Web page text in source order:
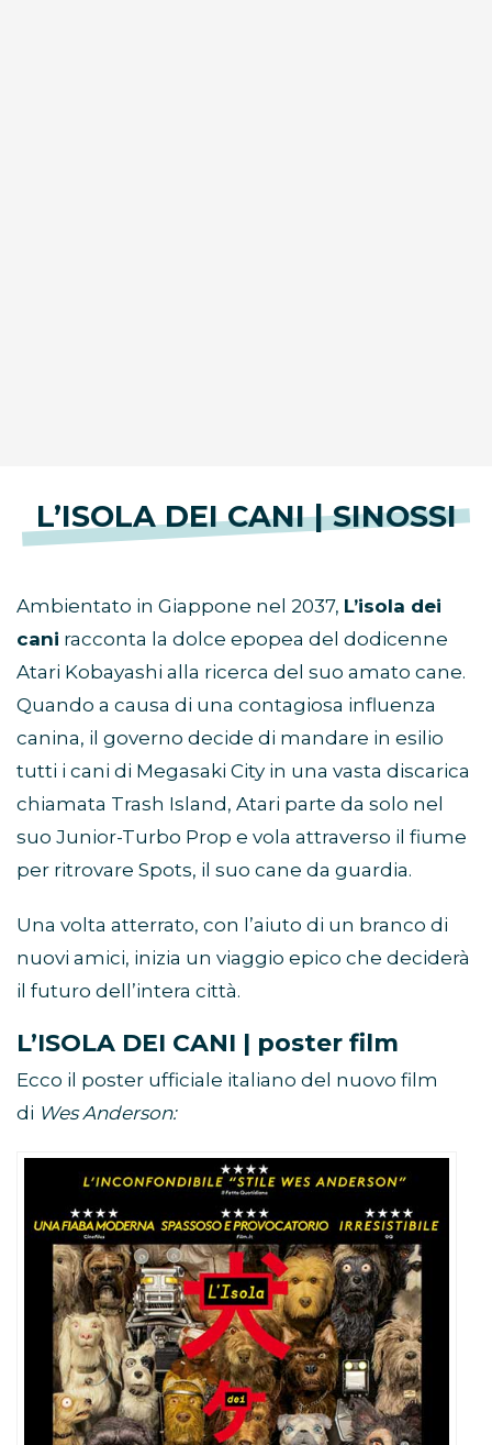
L’ISOLA DEI CANI | SINOSSI
Ambientato in Giappone nel 2037, L’isola dei
cani racconta la dolce epopea del dodicenne
Atari Kobayashi alla ricerca del suo amato cane.
Quando a causa di una contagiosa influenza
canina, il governo decide di mandare in esilio
tutti i cani di Megasaki City in una vasta discarica
chiamata Trash Island, Atari parte da solo nel
suo Junior-Turbo Prop e vola attraverso il fiume
per ritrovare Spots, il suo cane da guardia.
Una volta atterrato, con l’aiuto di un branco di
nuovi amici, inizia un viaggio epico che deciderà
il futuro dell’intera città.
L’ISOLA DEI CANI | poster film
Ecco il poster ufficiale italiano del nuovo film
di Wes Anderson: